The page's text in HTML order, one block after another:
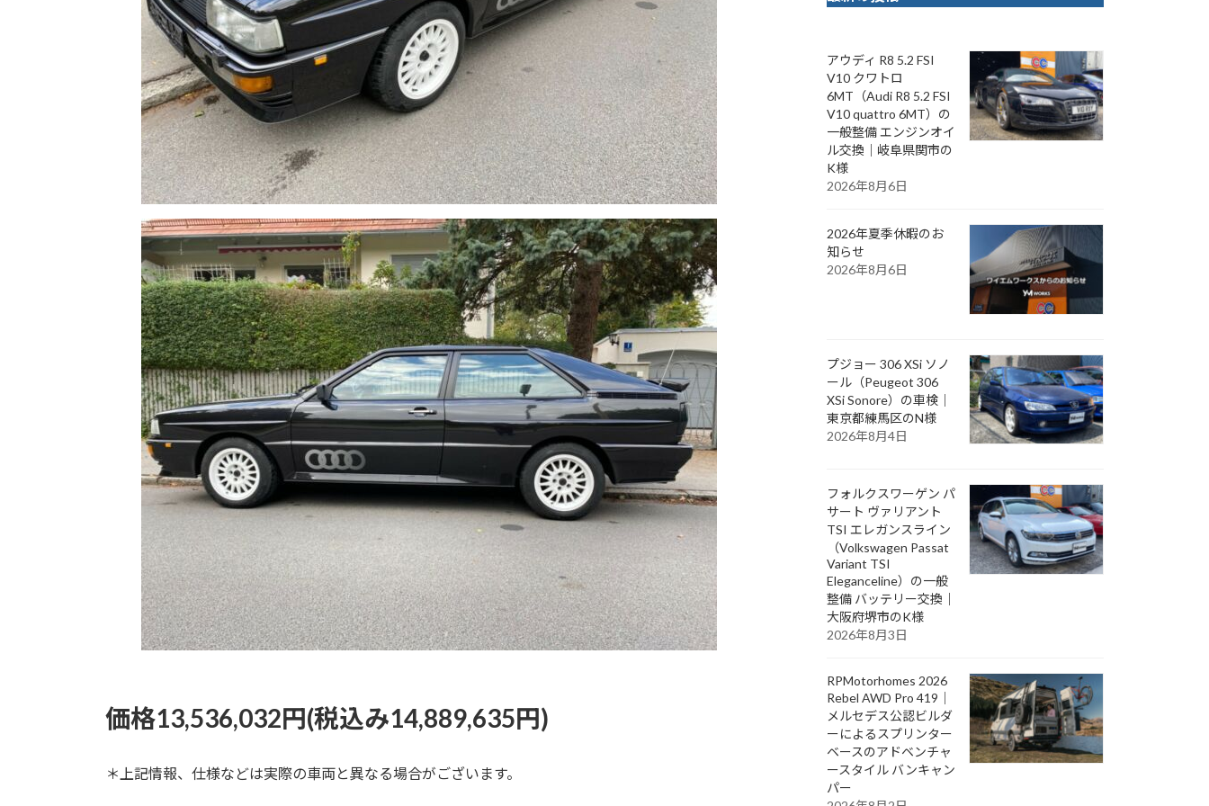
価格13,536,032円(税込み14,889,635円)
＊上記情報、仕様などは実際の車両と異なる場合がございます。
アウディ R8 5.2 FSI
V10 クワトロ
6MT（Audi R8 5.2 FSI
V10 quattro 6MT）の
一般整備 エンジンオイ
ル交換｜岐阜県関市の
K様
2026年8月6日
2026年夏季休暇のお
知らせ
2026年8月6日
プジョー 306 XSi ソノ
ール（Peugeot 306
XSi Sonore）の車検｜
東京都練馬区のN様
2026年8月4日
フォルクスワーゲン パ
サート ヴァリアント
TSI エレガンスライン
（Volkswagen Passat
Variant TSI
Eleganceline）の一般
整備 バッテリー交換｜
大阪府堺市のK様
2026年8月3日
RPMotorhomes 2026
Rebel AWD Pro 419｜
メルセデス公認ビルダ
ーによるスプリンター
ベースのアドベンチャ
ースタイル バンキャン
パー